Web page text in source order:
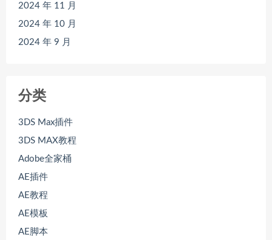
2024 年 11 月
2024 年 10 月
2024 年 9 月
分类
3DS Max插件
3DS MAX教程
Adobe全家桶
AE插件
AE教程
AE模板
AE脚本